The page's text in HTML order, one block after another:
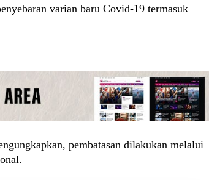
varian baru Covid-19 termasuk
pembatasan dilakukan melalui